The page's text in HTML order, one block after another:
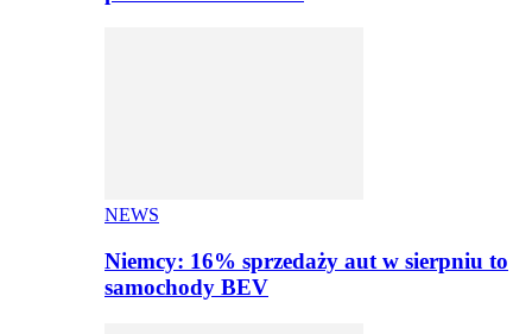
NEWS
Niemcy: 16% sprzedaży aut w sierpniu to
samochody BEV